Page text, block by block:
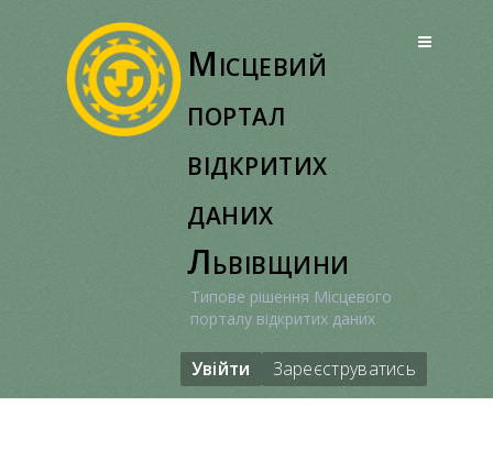
Місцевий
портал
відкритих
даних
Львівщини
Типове рішення Місцевого
порталу відкритих даних
Увійти Зареєструватись